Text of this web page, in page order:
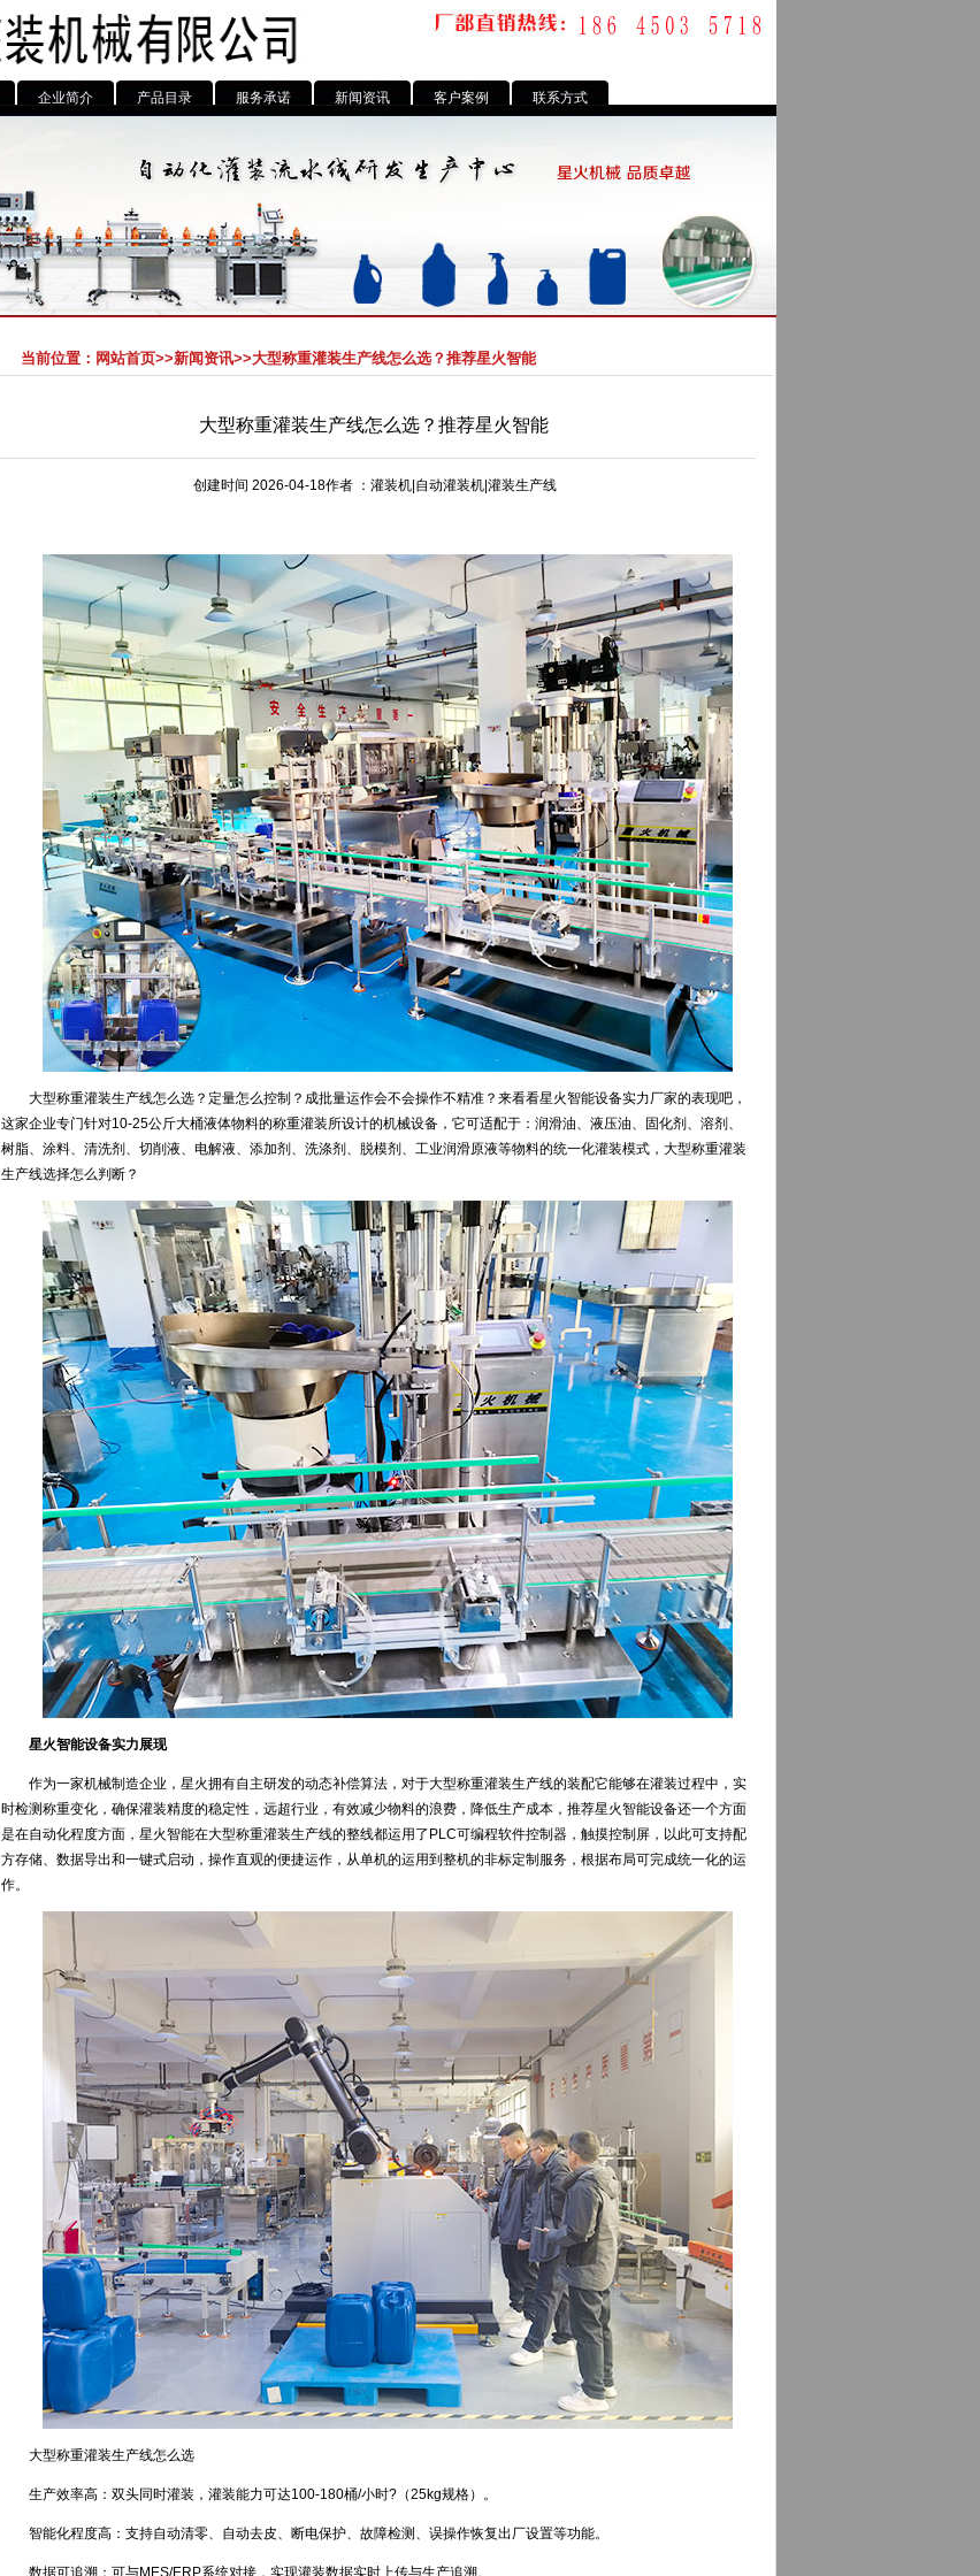
企业简介 产品目录 服务承诺 新闻资讯 客户案例 联系方式
当前位置： 网站首页>>新闻资讯>>大型称重灌装生产线怎么选？推荐星火智能
大型称重灌装生产线怎么选？推荐星火智能
创建时间 2026-04-18作者 ：灌装机|自动灌装机|灌装生产线
大型称重灌装生产线怎么选？定量怎么控制？成批量运作会不会操作不精准？来看看星火智能设备实力厂家的表现吧，
这家企业专门针对10-25公斤大桶液体物料的称重灌装所设计的机械设备，它可适配于：润滑油、液压油、固化剂、溶剂、
树脂、涂料、清洗剂、切削液、电解液、添加剂、洗涤剂、脱模剂、工业润滑原液等物料的统一化灌装模式，大型称重灌装
生产线选择怎么判断？
星火智能设备实力展现
作为一家机械制造企业，星火拥有自主研发的动态补偿算法，对于大型称重灌装生产线的装配它能够在灌装过程中，实
时检测称重变化，确保灌装精度的稳定性，远超行业，有效减少物料的浪费，降低生产成本，推荐星火智能设备还一个方面
是在自动化程度方面，星火智能在大型称重灌装生产线的整线都运用了PLC可编程软件控制器，触摸控制屏，以此可支持配
方存储、数据导出和一键式启动，操作直观的便捷运作，从单机的运用到整机的非标定制服务，根据布局可完成统一化的运
作。
大型称重灌装生产线怎么选
生产效率高：双头同时灌装，灌装能力可达100-180桶/小时?（25kg规格）。
智能化程度高：支持自动清零、自动去皮、断电保护、故障检测、误操作恢复出厂设置等功能。
数据可追溯：可与MES/ERP系统对接，实现灌装数据实时上传与生产追溯。